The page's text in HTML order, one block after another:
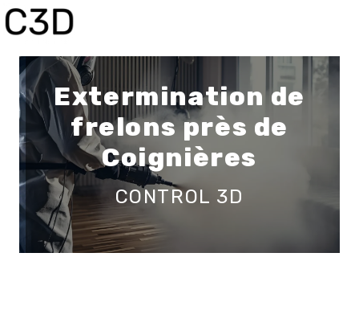
Extermination de
frelons près de
Coignières
CONTROL 3D
Panneau de gestion des cookies